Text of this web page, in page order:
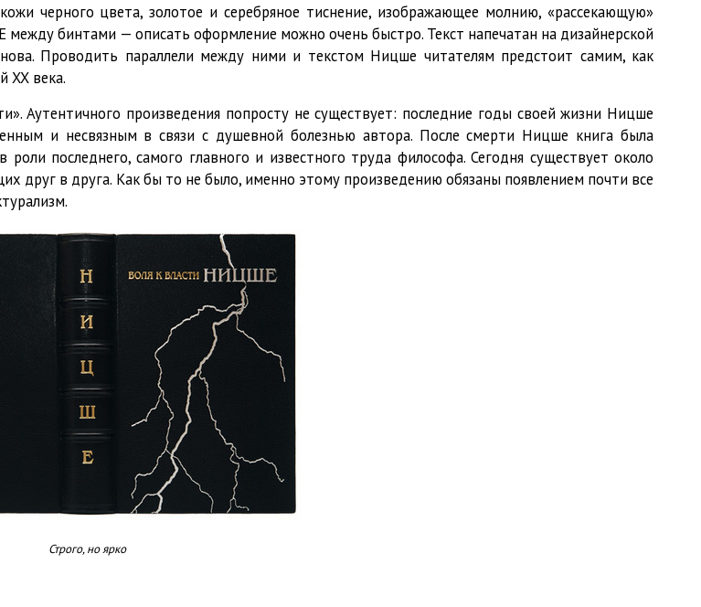
черного цвета, золотое и серебряное тиснение, изображающее молнию, «рассекающую»
бинтами — описать оформление можно очень быстро. Текст напечатан на дизайнерской
Проводить параллели между ними и текстом Ницше читателям предстоит самим, как
XX века.
Аутентичного произведения попросту не существует: последние годы своей жизни Ницше
и несвязным в связи с душевной болезнью автора. После смерти Ницше книга была
последнего, самого главного и известного труда философа. Сегодня существует около
друг в друга. Как бы то не было, именно этому произведению обязаны появлением почти все
Строго, но ярко